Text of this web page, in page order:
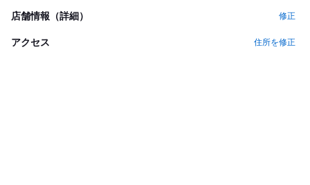
店舗情報（詳細） 修正
アクセス 住所を修正